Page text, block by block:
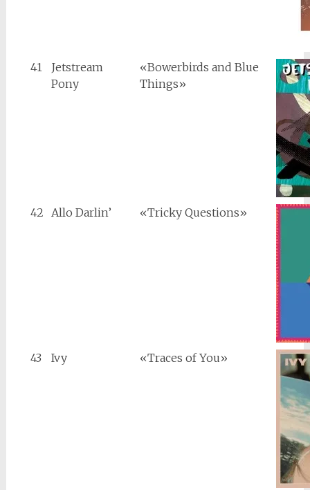
41
Jetstream
Pony
«Bowerbirds and Blue
Things»
42 Allo Darlin’ «Tricky Questions»
43 Ivy «Traces of You»